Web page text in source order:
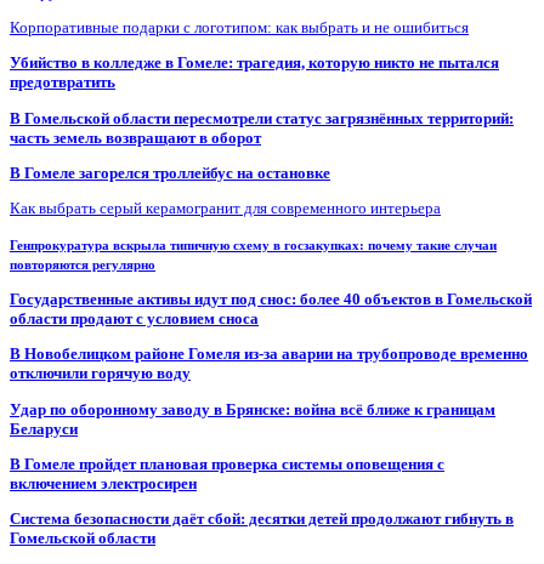
Корпоративные подарки с логотипом: как выбрать и не ошибиться
Убийство в колледже в Гомеле: трагедия, которую никто не пытался
предотвратить
В Гомельской области пересмотрели статус загрязнённых территорий:
часть земель возвращают в оборот
В Гомеле загорелся троллейбус на остановке
Как выбрать серый керамогранит для современного интерьера
Генпрокуратура вскрыла типичную схему в госзакупках: почему такие случаи
повторяются регулярно
Государственные активы идут под снос: более 40 объектов в Гомельской
области продают с условием сноса
В Новобелицком районе Гомеля из-за аварии на трубопроводе временно
отключили горячую воду
Удар по оборонному заводу в Брянске: война всё ближе к границам
Беларуси
В Гомеле пройдет плановая проверка системы оповещения с
включением электросирен
Система безопасности даёт сбой: десятки детей продолжают гибнуть в
Гомельской области